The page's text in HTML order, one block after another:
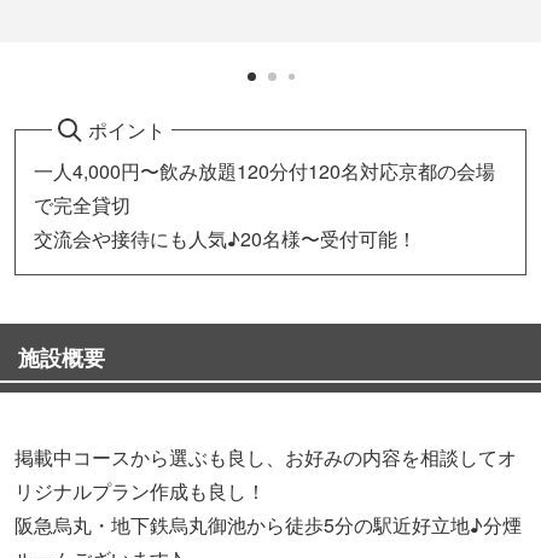
ポイント
一人4,000円〜飲み放題120分付120名対応京都の会場
で完全貸切
交流会や接待にも人気♪20名様〜受付可能！
施設概要
掲載中コースから選ぶも良し、お好みの内容を相談してオ
リジナルプラン作成も良し！
阪急烏丸・地下鉄烏丸御池から徒歩5分の駅近好立地♪分煙